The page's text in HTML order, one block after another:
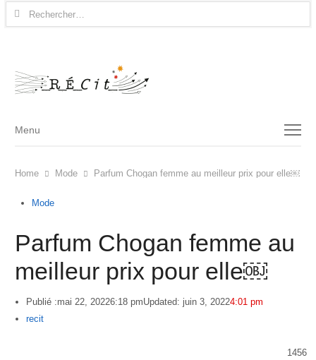
Rechercher :
Menu
Menu
Home Mode Parfum Chogan femme au meilleur prix pour elle￼
Mode
Parfum Chogan femme au
meilleur prix pour elle￼
Publié :mai 22, 20226:18 pmUpdated: juin 3, 20224:01 pm
Author
recit
1456